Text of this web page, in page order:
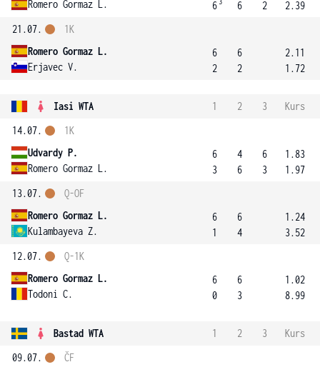
Romero Gormaz L.
6
6
2
2.39
21.07.
Romero Gormaz L.
Erjavec V.
1K
6
2
6
2
2.11
1.72
Iasi WTA 1 2 3
Kurs
14.07.
Udvardy P.
Romero Gormaz L.
1K
6
3
4
6
6
3
1.83
1.97
13.07.
Romero Gormaz L.
Kulambayeva Z.
Q-OF
6
1
6
4
1.24
3.52
12.07.
Romero Gormaz L.
Todoni C.
Q-1K
6
0
6
3
1.02
8.99
Bastad WTA 1 2 3
Kurs
09.07.
ČF